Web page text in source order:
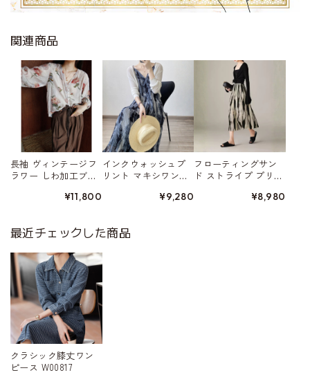
関連商品
長袖 ヴィンテージフ
ラワー しわ加工ブラ
¥11,800
インクウォッシュプ
リント マキシワン
¥9,280
フローティングサン
ド ストライプ プリー
¥8,980
最近チェックした商品
クラシック膝丈ワン
ピース W00817